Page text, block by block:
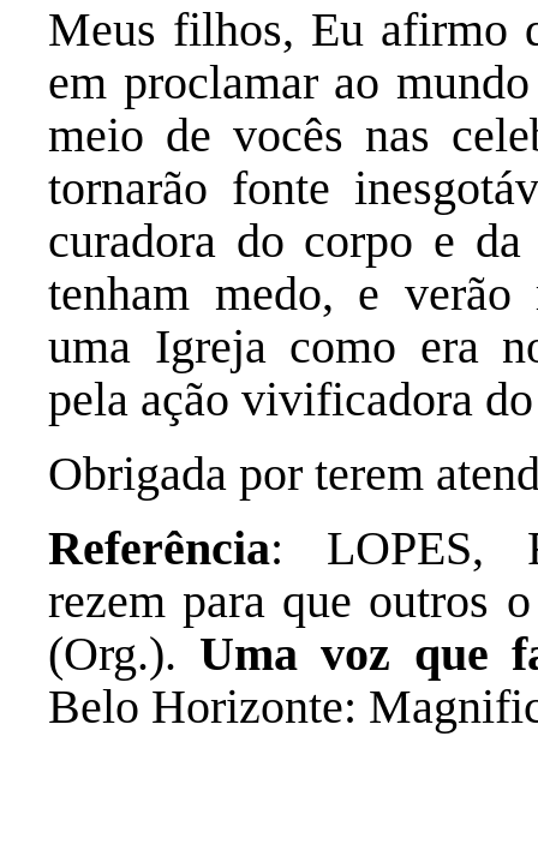
Meus filhos, Eu afirmo
em proclamar ao
meio de vocês nas
tornarão fonte
curadora do corpo e
tenham medo, e verão
uma Igreja como era
pela ação vivificadora
Obrigada por terem
Referência: LOPES,
rezem para que outros
(Org.). Uma voz que
Belo Horizonte: